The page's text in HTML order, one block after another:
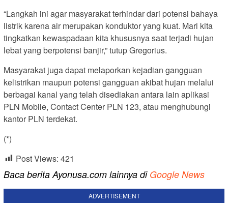
“Langkah ini agar masyarakat terhindar dari potensi bahaya
listrik karena air merupakan konduktor yang kuat. Mari kita
tingkatkan kewaspadaan kita khususnya saat terjadi hujan
lebat yang berpotensi banjir,” tutup Gregorius.
Masyarakat juga dapat melaporkan kejadian gangguan
kelistrikan maupun potensi gangguan akibat hujan melalui
berbagai kanal yang telah disediakan antara lain aplikasi
PLN Mobile, Contact Center PLN 123, atau menghubungi
kantor PLN terdekat.
(*)
Post Views: 421
Baca berita Ayonusa.com lainnya di Google News
ADVERTISEMENT